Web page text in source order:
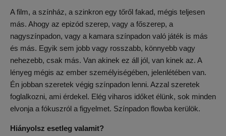
A film, a színház, a szinkron egy tőről fakad, mégis teljesen
más. Ahogy az epizód szerep, vagy a főszerep, a
nagyszínpadon, vagy a kamara színpadon való játék is más
és más. Egyik sem jobb vagy rosszabb, könnyebb vagy
nehezebb, csak más. Van akinek ez áll jól, van kinek az. A
lényeg mégis az ember személyiségében, jelenlétében van.
Én jobban szeretek végig színpadon lenni. Azzal szeretek
foglalkozni, ami érdekel. Elég viharos időket élünk, sok minden
elvonja a fókuszról a figyelmet. Színpadon flowba kerülök.
Hiányolsz esetleg valamit?